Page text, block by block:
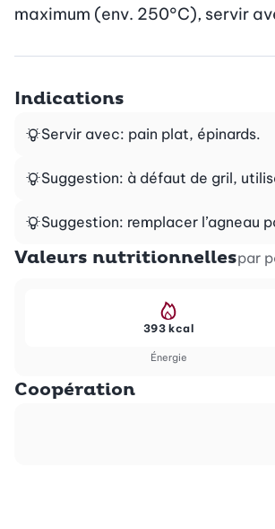
maximum (env. 250°C), servir
Indications
Servir avec: pain plat, épinards.
Suggestion: à défaut de gril,
Suggestion: remplacer l’agneau
Valeurs nutritionnellespar
Énergie
393 kcal
Coopération